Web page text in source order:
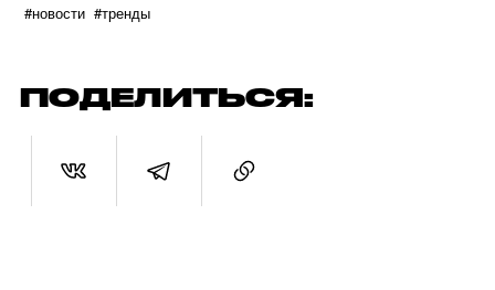
#новости #тренды
ПОДЕЛИТЬСЯ: